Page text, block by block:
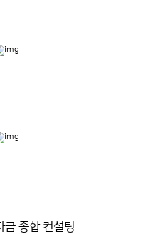
금 종합 컨설팅